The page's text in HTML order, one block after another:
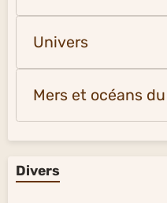
Univers
Mers et océans
Divers